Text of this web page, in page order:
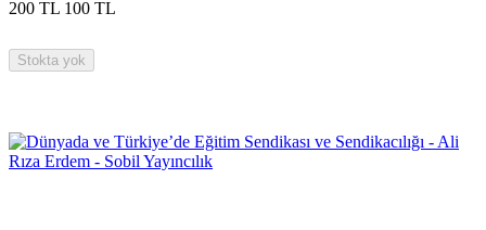
200 TL 100 TL
Stokta yok